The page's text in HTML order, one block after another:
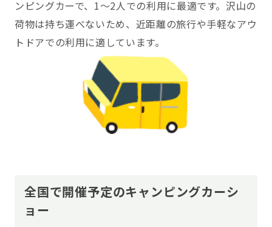
ンピングカーで、1～2人での利用に最適です。沢山の
荷物は持ち運べないため、近距離の旅行や手軽なアウ
トドアでの利用に適しています。
全国で開催予定のキャンピングカーシ
ョー